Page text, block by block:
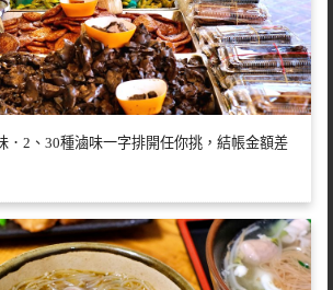
．2、30種滷味一字排開任你挑，結帳金額差